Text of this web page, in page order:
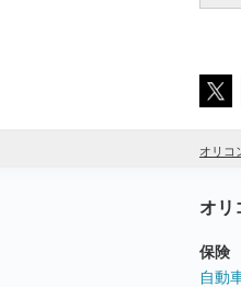
オリコ
オリ
保険
自動